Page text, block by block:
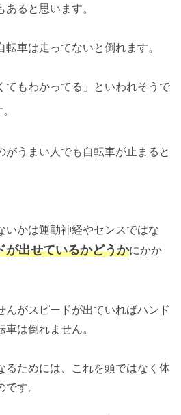
ると思います。
車は走ってないと倒れます。
てもわかってる」といわれそうで
がうまい人でも自転車が止まると
いかは運動神経やセンスではな
が出せているかどうかにかか
んがスピードが出ていればハンド
は倒れません。
るためには、これを頭ではなく体
す。